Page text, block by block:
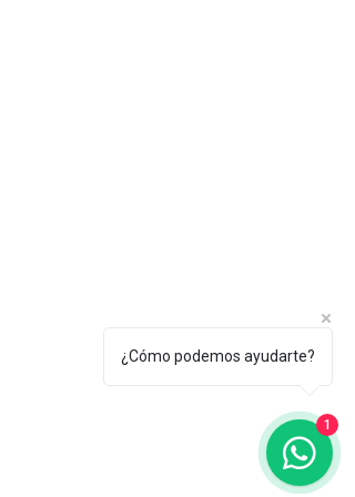
¿Cómo podemos ayudarte?
1